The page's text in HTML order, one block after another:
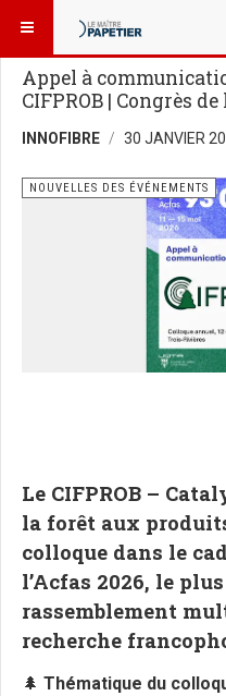
VOUS ÊTES ICI :
Appel à
CIFPROB | Congrès de
INNOFIBRE 30 JANVIER
NOUVELLES DES ÉVÉNEMENTS
Le CIFPROB –
la forêt aux
colloque dans le
l’Acfas 2026, le
rassemblement
recherche
🌲 Thématique du